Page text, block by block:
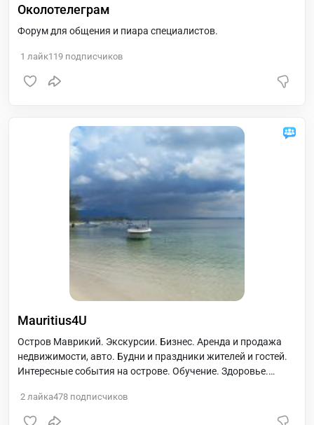
Околотелеграм
Форум для общения и пиара специалистов.
1 лайк119 подписчиков
Mauritius4U
Остров Маврикий. Экскурсии. Бизнес. Аренда и продажа
недвижимости, авто. Будни и праздники жителей и гостей.
Интересные события на острове. Обучение. Здоровье.
2 лайка478 подписчиков